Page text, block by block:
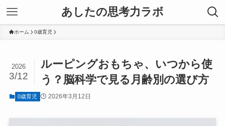
あしたの思考力ラボ
ホーム 0歳育児
ルーピングおもちゃ、いつから使
う？脳科学で見る月齢別の選び方
2026
3/12
0歳育児 2026年3月12日